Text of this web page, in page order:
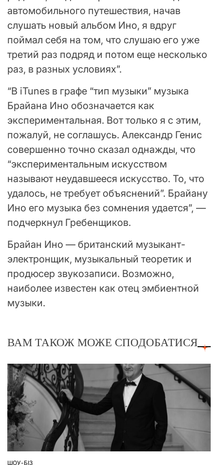
автомобильного путешествия, начав
слушать новый альбом Ино, я вдруг
поймал себя на том, что слушаю его уже
третий раз подряд и потом еще несколько
раз, в разных условиях”.
“В iTunes в графе “тип музыки” музыка
Брайана Ино обозначается как
экспериментальная. Вот только я с этим,
пожалуй, не соглашусь. Александр Генис
совершенно точно сказал однажды, что
“экспериментальным искусством
называют неудавшееся искусство. То, что
удалось, не требует объяснений”. Брайану
Ино его музыка без сомнения удается”, —
подчеркнул Гребенщиков.
Брайан Ино — британский музыкант-
электронщик, музыкальный теоретик и
продюсер звукозаписи. Возможно,
наиболее известен как отец эмбиентной
музыки.
ВАМ ТАКОЖ МОЖЕ СПОДОБАТИСЯ
ШОУ-БІЗ